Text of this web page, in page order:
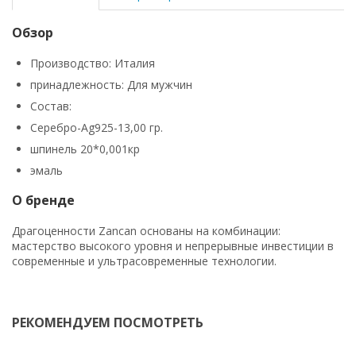
Обзор
Производство: Италия
принадлежность: Для мужчин
Состав:
Серебро-Ag925-13,00 гр.
шпинель 20*0,001кр
эмаль
О бренде
Драгоценности Zancan основаны на комбинации:
мастерство высокого уровня и непрерывные инвестиции в
современные и ультрасовременные технологии.
РЕКОМЕНДУЕМ ПОСМОТРЕТЬ